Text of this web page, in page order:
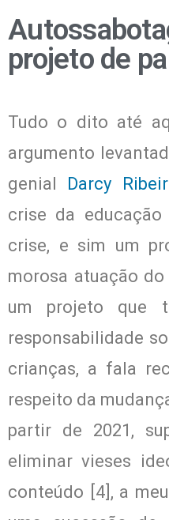
projeto de
Tudo o dito até
argumento
genial Darcy
crise da
crise, e sim um
morosa atuação
um projeto que
responsabilidade
crianças, a fala
respeito da
partir de 2021,
eliminar vieses
conteúdo [4], a